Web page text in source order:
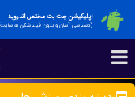
اپلیکیشن جت بت مختص اندروید
(دسترسی آسان و بدون فیلترشکن به